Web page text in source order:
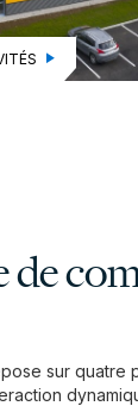
sur quatre